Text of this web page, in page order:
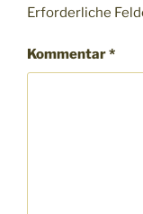
Erforderliche
Kommentar*